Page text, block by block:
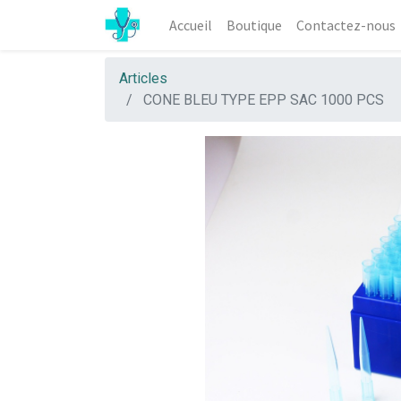
Accueil Boutique Contactez-nous
Articles
CONE BLEU TYPE EPP SAC 1000 PCS